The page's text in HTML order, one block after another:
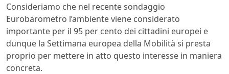
Consideriamo che nel recente sondaggio
Eurobarometro l’ambiente viene considerato
importante per il 95 per cento dei cittadini europei e
dunque la Settimana europea della Mobilità si presta
proprio per mettere in atto questo interesse in maniera
concreta.